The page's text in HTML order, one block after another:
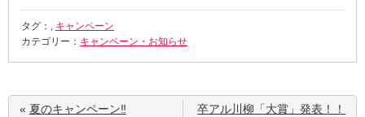
タグ：, キャンペーン
カテゴリー： キャンペーン・お知らせ
« 夏のキャンペーン‼
卒アル川柳「大賞」発表！！